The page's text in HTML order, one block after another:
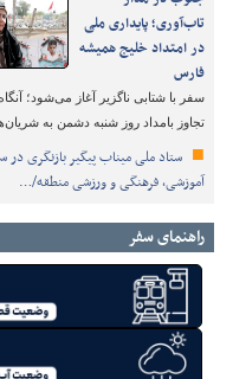
تاب‌آوری؛ پایداری ملی
در امتداد خلیج همیشه
فارس
سفر با شتابی ناگزیر آغاز می‌شود؛
تجاوز بامداد روز شنبه دشمن به
ستاد ملی میناب پیگیر بازنگری در
آموزشی، فرهنگی و ورزشی منطقه/…
راهنمای سفر